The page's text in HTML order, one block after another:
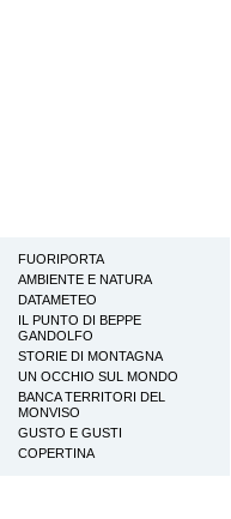
FUORIPORTA
AMBIENTE E NATURA
DATAMETEO
IL PUNTO DI BEPPE
GANDOLFO
STORIE DI MONTAGNA
UN OCCHIO SUL MONDO
BANCA TERRITORI DEL
MONVISO
GUSTO E GUSTI
COPERTINA